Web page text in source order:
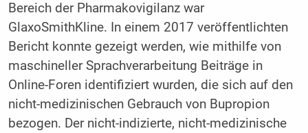
Bereich der Pharmakovigilanz war
GlaxoSmithKline. In einem 2017 veröffentlichten
Bericht konnte gezeigt werden, wie mithilfe von
maschineller Sprachverarbeitung Beiträge in
Online-Foren identifiziert wurden, die sich auf den
nicht-medizinischen Gebrauch von Bupropion
bezogen. Der nicht-indizierte, nicht-medizinische